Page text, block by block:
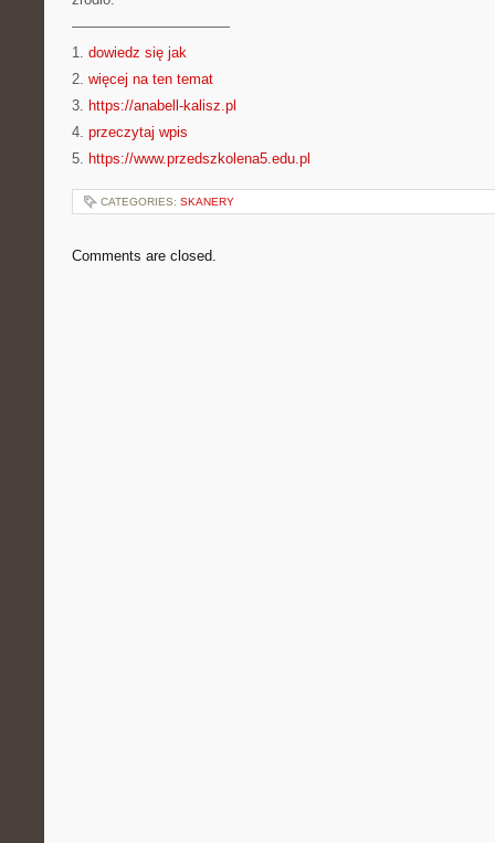
———————————
1. dowiedz się jak
2. więcej na ten temat
3. https://anabell-kalisz.pl
4. przeczytaj wpis
5. https://www.przedszkolena5.edu.pl
CATEGORIES: SKANERY
Comments are closed.